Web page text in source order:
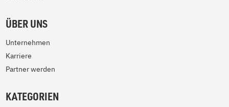
ÜBER UNS
Unternehmen
Karriere
Partner werden
KATEGORIEN